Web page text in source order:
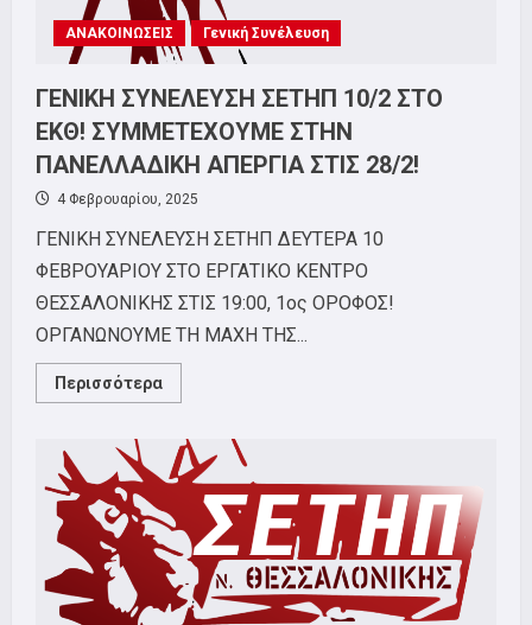
ΑΝΑΚΟΙΝΩΣΕΙΣ Γενική Συνέλευση
ΓΕΝΙΚΗ ΣΥΝΕΛΕΥΣΗ ΣΕΤΗΠ 10/2 ΣΤΟ
ΕΚΘ! ΣΥΜΜΕΤΕΧΟΥΜΕ ΣΤΗΝ
ΠΑΝΕΛΛΑΔΙΚΗ ΑΠΕΡΓΙΑ ΣΤΙΣ 28/2!
4 Φεβρουαρίου, 2025
ΓΕΝΙΚΗ ΣΥΝΕΛΕΥΣΗ ΣΕΤΗΠ ΔΕΥΤΕΡΑ 10
ΦΕΒΡΟΥΑΡΙΟΥ ΣΤΟ ΕΡΓΑΤΙΚΟ ΚΕΝΤΡΟ
ΘΕΣΣΑΛΟΝΙΚΗΣ ΣΤΙΣ 19:00, 1ος ΟΡΟΦΟΣ!
ΟΡΓΑΝΩΝΟΥΜΕ ΤΗ ΜΑΧΗ ΤΗΣ...
Περισσότερα
more
ΣΥΝΕΛΕΥΣΗ
ΣΕΤΗΠ
10/2
ΕΚΘ!
ΣΥΜΜΕΤΕΧΟΥΜΕ
ΣΤΗΝ
ΠΑΝΕΛΛΑΔΙΚΗ
ΑΠΕΡΓΙΑ
ΣΤΙΣ
28/2!